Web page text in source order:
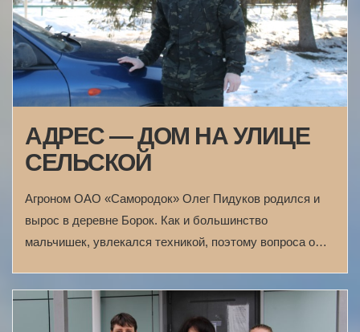
АДРЕС — ДОМ НА УЛИЦЕ
СЕЛЬСКОЙ
Агроном ОАО «Самородок» Олег Пидуков родился и
вырос в деревне Борок. Как и большинство
мальчишек, увлекался техникой, поэтому вопроса о…